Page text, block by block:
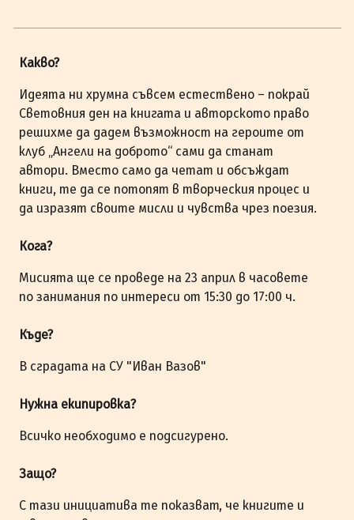
Какво?
Идеята ни хрумна съвсем естествено – покрай
Световния ден на книгата и авторското право
решихме да дадем възможност на героите от
клуб „Ангели на доброто“ сами да станат
автори. Вместо само да четат и обсъждат
книги, те да се потопят в творческия процес и
да изразят своите мисли и чувства чрез поезия.
Кога?
Мисията ще се проведе на 23 април в часовете
по занимания по интереси от 15:30 до 17:00 ч.
Къде?
В сградата на СУ "Иван Вазов"
Нужна екипировка?
Всичко необходимо е подсигурено.
Защо?
С тази инициатива те показват, че книгите и